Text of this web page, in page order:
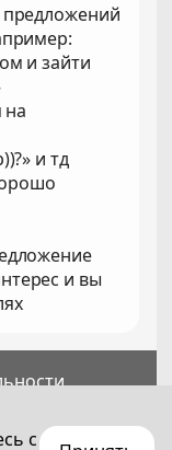
и зайти
на
и тд
и вы
с